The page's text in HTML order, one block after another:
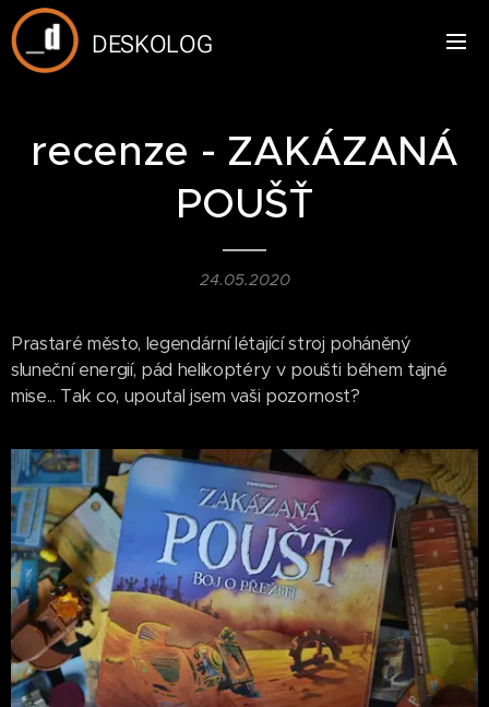
DESKOLOG
recenze - ZAKÁZANÁ
POUŠŤ
24.05.2020
Prastaré město, legendární létající stroj poháněný
sluneční energií, pád helikoptéry v poušti během tajné
mise... Tak co, upoutal jsem vaši pozornost?